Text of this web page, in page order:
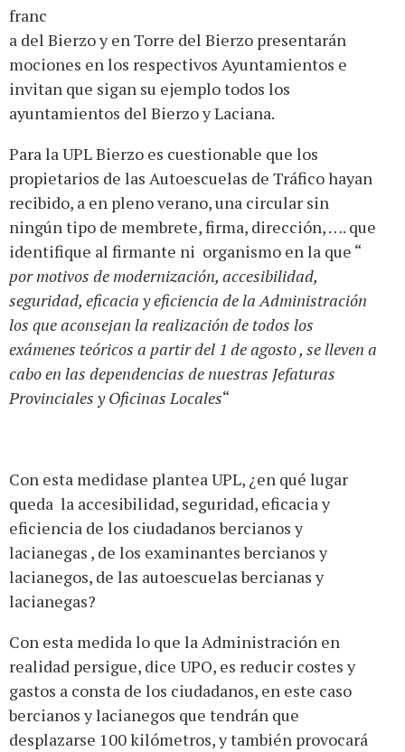
franc
a del Bierzo y en Torre del Bierzo presentarán
mociones en los respectivos Ayuntamientos e
invitan que sigan su ejemplo todos los
ayuntamientos del Bierzo y Laciana.
Para la UPL Bierzo es cuestionable que los
propietarios de las Autoescuelas de Tráfico hayan
recibido, a en pleno verano, una circular sin
ningún tipo de membrete, firma, dirección, …. que
identifique al firmante ni organismo en la que “
por motivos de modernización, accesibilidad,
seguridad, eficacia y eficiencia de la Administración
los que aconsejan la realización de todos los
exámenes teóricos a partir del 1 de agosto , se lleven a
cabo en las dependencias de nuestras Jefaturas
Provinciales y Oficinas Locales“
Con esta medidase plantea UPL, ¿en qué lugar
queda la accesibilidad, seguridad, eficacia y
eficiencia de los ciudadanos bercianos y
lacianegas , de los examinantes bercianos y
lacianegos, de las autoescuelas bercianas y
lacianegas?
Con esta medida lo que la Administración en
realidad persigue, dice UPO, es reducir costes y
gastos a consta de los ciudadanos, en este caso
bercianos y lacianegos que tendrán que
desplazarse 100 kilómetros, y también provocará